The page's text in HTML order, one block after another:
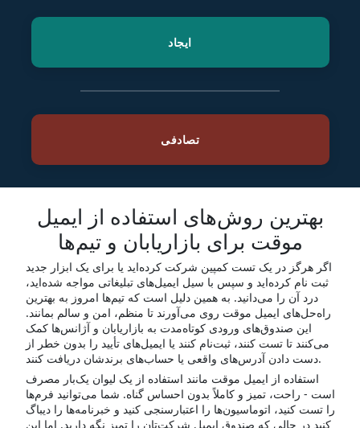
بهترین روش‌های استفاده از ایمیل
موقت برای بازاریابان و تیم‌ها
اگر هرگز در یک تست کمپین شرکت کرده‌اید یا برای یک ابزار جدید
ثبت نام کرده‌اید و سپس با سیل ایمیل‌های تبلیغاتی مواجه شده‌اید،
درد آن را می‌دانید. به همین دلیل است که تیم‌ها امروز به بهترین
راه‌حل‌های ایمیل موقت روی می‌آورند تا منظم، امن و سالم بمانند.
این صندوق‌های ورودی کوتاه‌مدت به بازاریابان و آژانس‌ها کمک
می‌کنند تا تست کنند، ثبت‌نام کنند یا ایمیل‌های تأیید را بدون خطر از
دست دادن آدرس‌های واقعی یا حساب‌های برندشان دریافت کنند.
استفاده از ایمیل موقت مانند استفاده از یک لیوان یک‌بار مصرف
است - راحت، تمیز و کاملاً بدون احساس گناه. شما می‌توانید فرم‌ها
را تست کنید، اتوماسیون‌ها را اعتبارسنجی کنید و خبرنامه‌ها را دیباگ
کنید در حالی که صندوق ایمیل شرکت‌تان را تمیز نگه دارید. اما این